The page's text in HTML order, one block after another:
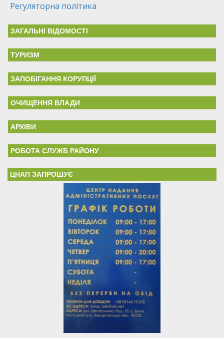
Регуляторна політика
ЗАГАЛЬНІ ВІДОМОСТІ
ТУРИЗМ
ЗАПОБІГАННЯ КОРУПЦІЇ
ОЧИЩЕННЯ ВЛАДИ
АРХІВИ
РОБОТА СЛУЖБ РАЙОНУ
ЦНАП ЗАПРОШУЄ